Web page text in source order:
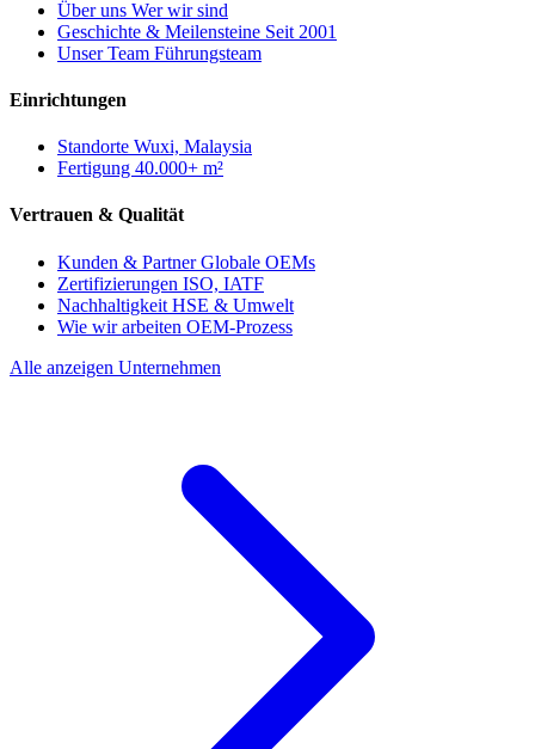
Über uns Wer wir sind
Geschichte & Meilensteine Seit 2001
Unser Team Führungsteam
Einrichtungen
Standorte Wuxi, Malaysia
Fertigung 40.000+ m²
Vertrauen & Qualität
Kunden & PartnerGlobale OEMs
Zertifizierungen ISO, IATF
Nachhaltigkeit HSE & Umwelt
Wie wir arbeiten OEM-Prozess
Alle anzeigen Unternehmen